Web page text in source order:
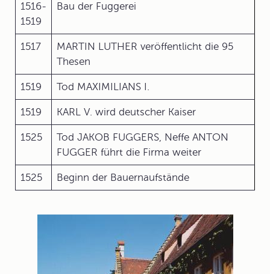
1516-
1519
Bau der Fuggerei
1517
MARTIN LUTHER veröffentlicht die 95
Thesen
1519 Tod MAXIMILIANS I.
1519 KARL V. wird deutscher Kaiser
1525
Tod JAKOB FUGGERS, Neffe ANTON
FUGGER führt die Firma weiter
1525 Beginn der Bauernaufstände